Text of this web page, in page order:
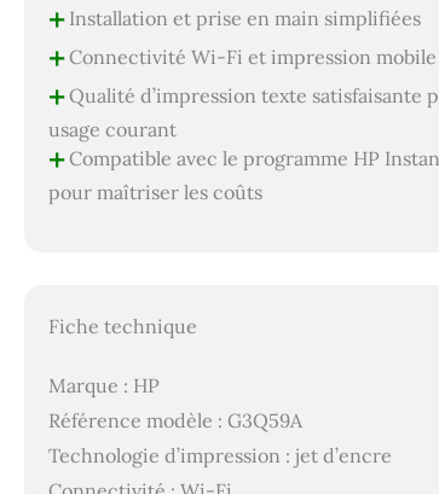
+Installation et prise en main simplifiées
+Connectivité Wi-Fi et impression
+Qualité d’impression texte satisfaisante
usage courant
+Compatible avec le programme HP
pour maîtriser les coûts
Fiche technique
Marque : HP
Référence modèle : G3Q59A
Technologie d’impression : jet d’encre